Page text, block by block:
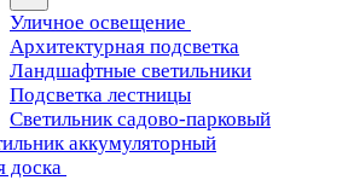
Уличное освещение
Архитектурная подсветка
Ландшафтные светильники
Подсветка лестницы
Светильник садово-парковый
аккумуляторный
доска